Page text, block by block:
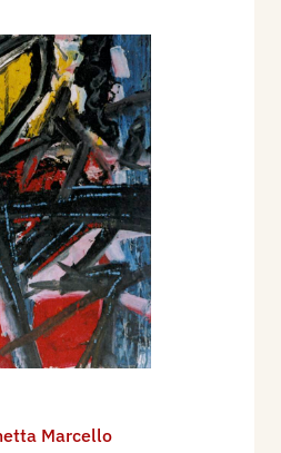
Marcello